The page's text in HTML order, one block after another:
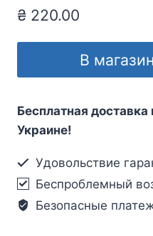
₴ 220.00
В магазин
Бесплатная
Украине!
Удовольствие
Беспроблемный
Безопасные